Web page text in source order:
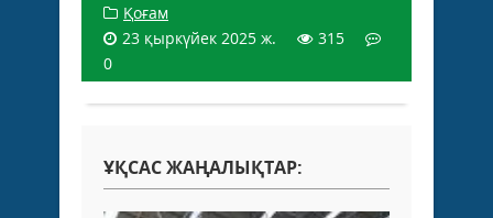
Қоғам
23 қыркүйек 2025 ж.
315
0
ҰҚСАС ЖАҢАЛЫҚТАР: